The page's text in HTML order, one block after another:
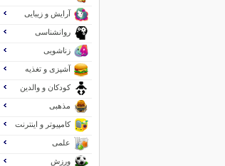
آرایش و زیبایی
روانشناسی
زناشویی
آشپزی و تغذیه
کودکان و والدین
مذهبی
کامپیوتر و اینترنت
علمی
ورزش